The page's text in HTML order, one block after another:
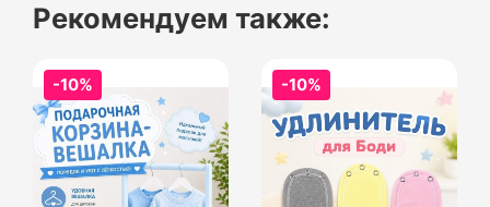
Рекомендуем также:
-10% -10%